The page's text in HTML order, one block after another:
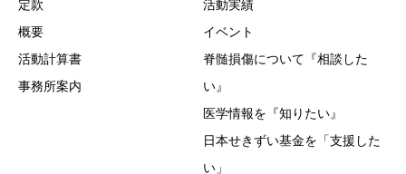
定款
概要
活動計算書
事務所案内
活動実績
イベント
脊髄損傷について『相談した
い』
医学情報を『知りたい』
日本せきずい基金を「支援した
い」